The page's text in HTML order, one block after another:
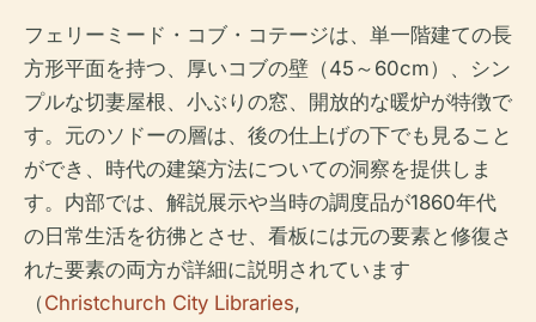
フェリーミード・コブ・コテージは、単一階建ての長
方形平面を持つ、厚いコブの壁（45～60cm）、シン
プルな切妻屋根、小ぶりの窓、開放的な暖炉が特徴で
す。元のソドーの層は、後の仕上げの下でも見ること
ができ、時代の建築方法についての洞察を提供しま
す。内部では、解説展示や当時の調度品が1860年代
の日常生活を彷彿とさせ、看板には元の要素と修復さ
れた要素の両方が詳細に説明されています
（Christchurch City Libraries,